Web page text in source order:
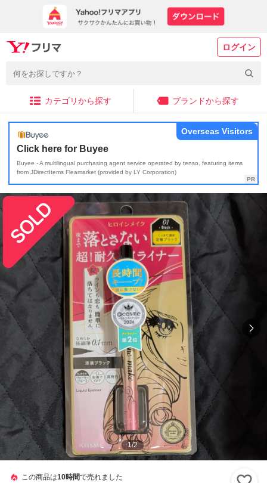
ログイン
カテゴリから探す ブランドから探す
Click here for Buyee
Buyee - A multilingual purchasing agent service operated by tenso, featuring items
from JDirectItems Fleamarket (provided by LY Corporation)
Overseas Visitors
1/2
この商品は10時間で売れました